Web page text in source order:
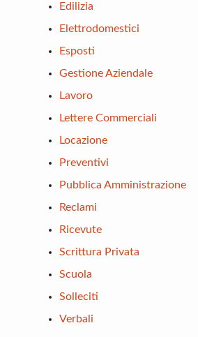
Edilizia
Elettrodomestici
Esposti
Gestione Aziendale
Lavoro
Lettere Commerciali
Locazione
Preventivi
Pubblica Amministrazione
Reclami
Ricevute
Scrittura Privata
Scuola
Solleciti
Verbali